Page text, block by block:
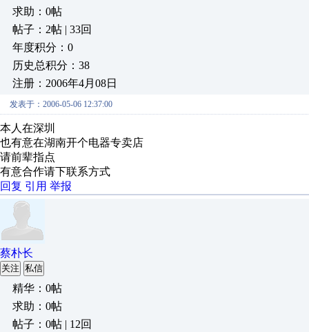
求助：0帖
帖子：2帖 | 33回
年度积分：0
历史总积分：38
注册：2006年4月08日
发表于：2006-05-06 12:37:00
本人在深圳
也有意在湖南开个电器专卖店
请前辈指点
有意合作请下联系方式
回复 引用 举报
蔡朴长
关注 私信
精华：0帖
求助：0帖
帖子：0帖 | 12回